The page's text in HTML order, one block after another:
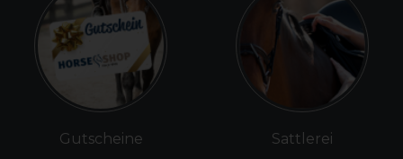
Gutscheine Sattlerei